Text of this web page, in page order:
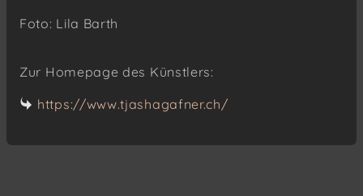
Foto: Lila Barth
Zur Homepage des Künstlers:
https://www.tjashagafner.ch/